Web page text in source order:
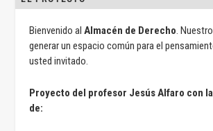
Bienvenido alAlmacén de Derecho.
generar un espacio común para el
usted invitado.
Proyecto del profesor Jesús Alfaro con
de: